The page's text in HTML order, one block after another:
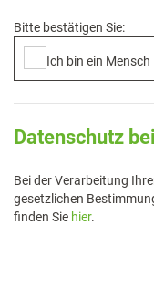
Bitte bestätigen Sie:
Ich bin ein Mensch
Datenschutz
Bei der Verarbeitung
gesetzlichen
finden Sie hier.